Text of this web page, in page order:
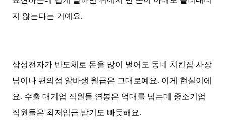
지 않는다는 거예요.
삼성전자가 반도체로 돈을 많이 벌어도 동네 치킨집 사장
님이나 편의점 알바생 월급은 그대로예요. 이게 현실이에
요. 수출 대기업 직원들 연봉은 억대를 넘는데 중소기업
직원들은 최저임금 받기도 빠듯해요.